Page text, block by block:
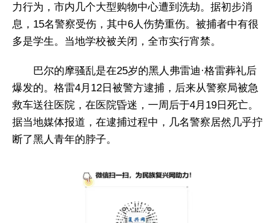
力行为，市内几个大型购物中心遭到洗劫。据初步消
息，15名警察受伤，其中6人伤势重伤。被捕者中有很
多是学生。当地学校被关闭，全市实行宵禁。
巴尔的摩骚乱是在25岁的黑人弗雷迪·格雷葬礼后
爆发的。格雷4月12日被警方逮捕，后来从警察局被急
救车送往医院，在医院昏迷，一周后于4月19日死亡。
据当地媒体报道，在逮捕过程中，几名警察居然几乎拧
断了黑人青年的脖子。